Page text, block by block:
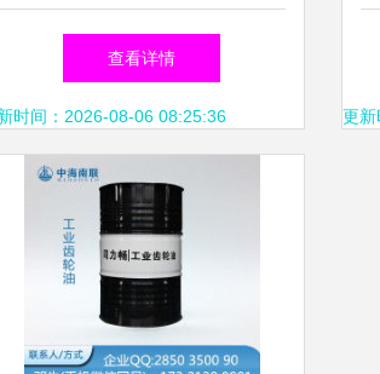
工业应用
查看详情
时间：2026-08-06 08:25:36 更